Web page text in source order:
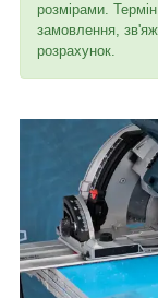
розмірами.
замовлення,
розрахунок.